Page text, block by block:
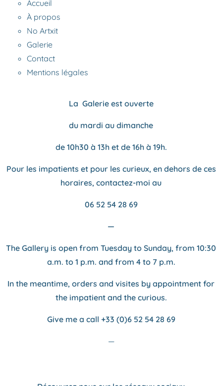
Accueil
À propos
No Artxit
Galerie
Contact
Mentions légales
La Galerie est ouverte
du mardi au dimanche
de 10h30 à 13h et de 16h à 19h.
Pour les impatients et pour les curieux, en dehors de ces
horaires, contactez-moi au
06 52 54 28 69
—
The Gallery is open from Tuesday to Sunday, from 10:30
a.m. to 1 p.m. and from 4 to 7 p.m.
In the meantime, orders and visites by appointment for
the impatient and the curious.
Give me a call +33 (0)6 52 54 28 69
—